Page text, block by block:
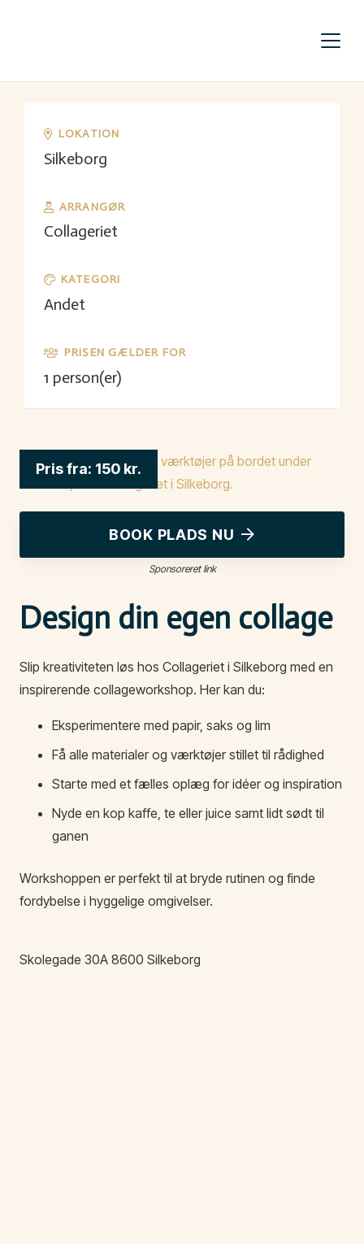
LOKATION
Silkeborg
ARRANGØR
Collageriet
KATEGORI
Andet
PRISEN GÆLDER FOR
1 person(er)
Pris fra: 150 kr.
BOOK PLADS NU
Sponsoreret link
Design din egen collage
Slip kreativiteten løs hos Collageriet i Silkeborg med en
inspirerende collageworkshop. Her kan du:
Eksperimentere med papir, saks og lim
Få alle materialer og værktøjer stillet til rådighed
Starte med et fælles oplæg for idéer og inspiration
Nyde en kop kaffe, te eller juice samt lidt sødt til
ganen
Workshoppen er perfekt til at bryde rutinen og finde
fordybelse i hyggelige omgivelser.
Skolegade 30A 8600 Silkeborg